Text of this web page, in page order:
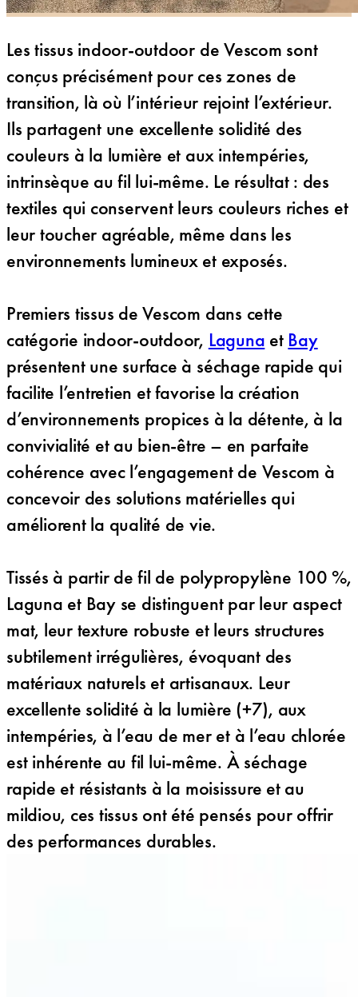
Les tissus indoor-outdoor de Vescom sont
conçus précisément pour ces zones de
transition, là où l’intérieur rejoint l’extérieur.
Ils partagent une excellente solidité des
couleurs à la lumière et aux intempéries,
intrinsèque au fil lui-même. Le résultat : des
textiles qui conservent leurs couleurs riches et
leur toucher agréable, même dans les
environnements lumineux et exposés.
Premiers tissus de Vescom dans cette
catégorie indoor-outdoor, Laguna et Bay
présentent une surface à séchage rapide qui
facilite l’entretien et favorise la création
d’environnements propices à la détente, à la
convivialité et au bien-être – en parfaite
cohérence avec l’engagement de Vescom à
concevoir des solutions matérielles qui
améliorent la qualité de vie.
Tissés à partir de fil de polypropylène 100 %,
Laguna et Bay se distinguent par leur aspect
mat, leur texture robuste et leurs structures
subtilement irrégulières, évoquant des
matériaux naturels et artisanaux. Leur
excellente solidité à la lumière (+7), aux
intempéries, à l’eau de mer et à l’eau chlorée
est inhérente au fil lui-même. À séchage
rapide et résistants à la moisissure et au
mildiou, ces tissus ont été pensés pour offrir
des performances durables.